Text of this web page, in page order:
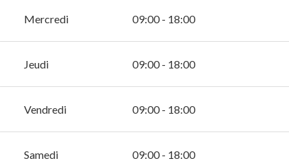
Mercredi 09:00 - 18:00
Jeudi 09:00 - 18:00
Vendredi 09:00 - 18:00
Samedi 09:00 - 18:00